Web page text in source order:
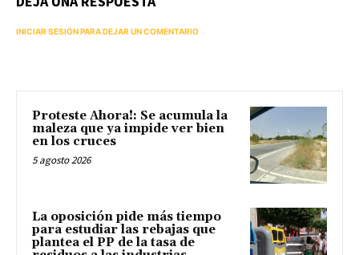
INICIAR SESIÓN PARA DEJAR UN COMENTARIO
Proteste Ahora!: Se acumula la
maleza que ya impide ver bien
en los cruces
5 agosto 2026
La oposición pide más tiempo
para estudiar las rebajas que
plantea el PP de la tasa de